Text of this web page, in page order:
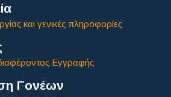
και γενικές πληροφορίες
Εγγραφής
Γονέων